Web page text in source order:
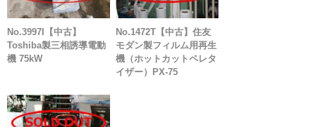
No.3997I【中古】
Toshiba製三相誘導電動
機 75kW
No.1472T【中古】住友
モダン製フィルム用再生
機（ホットカットペレタ
イザー）PX-75